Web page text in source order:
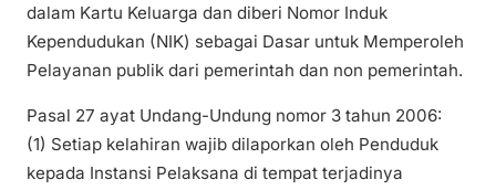
dalam Kartu Keluarga dan diberi Nomor Induk
Kependudukan (NIK) sebagai Dasar untuk Memperoleh
Pelayanan publik dari pemerintah dan non pemerintah.
Pasal 27 ayat Undang-Undung nomor 3 tahun 2006:
(1) Setiap kelahiran wajib dilaporkan oleh Penduduk
kepada Instansi Pelaksana di tempat terjadinya